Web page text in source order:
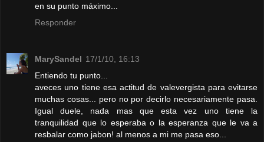
en su punto máximo...
Responder
MarySandel 17/1/10, 16:13
Entiendo tu punto...
aveces uno tiene esa actitud de valevergista para evitarse
muchas cosas... pero no por decirlo necesariamente pasa.
Igual duele, nada mas que esta vez uno tiene la
tranquilidad que lo esperaba o la esperanza que le va a
resbalar como jabon! al menos a mi me pasa eso...